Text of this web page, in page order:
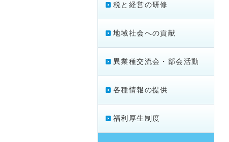
税と経営の研修
地域社会への貢献
異業種交流会・部会活動
各種情報の提供
福利厚生制度